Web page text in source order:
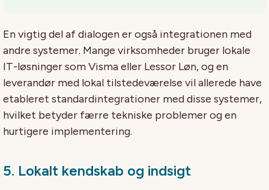
En vigtig del af dialogen er også integrationen med
andre systemer. Mange virksomheder bruger lokale
IT-løsninger som Visma eller Lessor Løn, og en
leverandør med lokal tilstedeværelse vil allerede have
etableret standardintegrationer med disse systemer,
hvilket betyder færre tekniske problemer og en
hurtigere implementering.
5. Lokalt kendskab og indsigt